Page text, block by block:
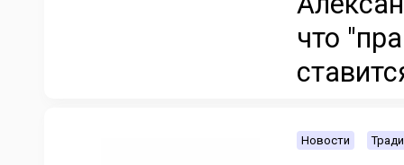
что
Новости